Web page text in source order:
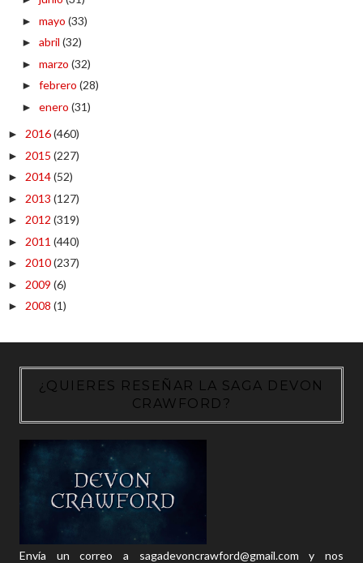
► mayo (33)
► abril (32)
► marzo (32)
► febrero (28)
► enero (31)
► 2016(460)
► 2015 (227)
► 2014(52)
► 2013 (127)
► 2012 (319)
► 2011 (440)
► 2010(237)
► 2009 (6)
► 2008 (1)
¿QUIERES RESEÑAR LA SAGA DEVON
CRAWFORD?
Envía un correo a sagadevoncrawford@gmail.com y nos